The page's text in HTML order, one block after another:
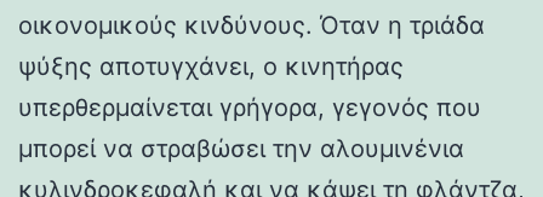
οικονομικούς κινδύνους. Όταν η τριάδα
ψύξης αποτυγχάνει, ο κινητήρας
υπερθερμαίνεται γρήγορα, γεγονός που
μπορεί να στραβώσει την αλουμινένια
κυλινδροκεφαλή και να κάψει τη φλάντζα,